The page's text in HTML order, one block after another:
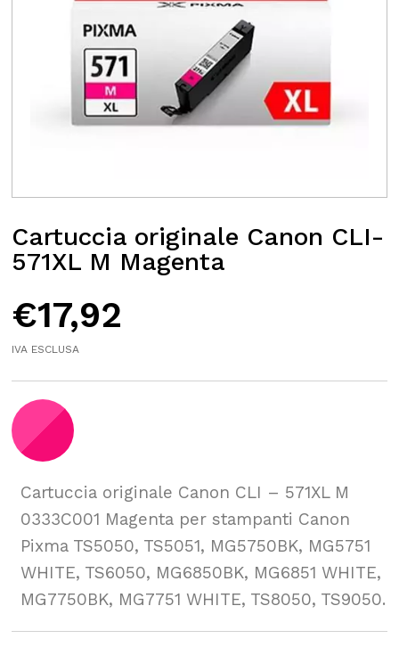
Cartuccia originale Canon CLI-
571XL M Magenta
€17,92
IVA ESCLUSA
Cartuccia originale Canon CLI – 571XL M
0333C001 Magenta per stampanti Canon
Pixma TS5050, TS5051, MG5750BK, MG5751
WHITE, TS6050, MG6850BK, MG6851 WHITE,
MG7750BK, MG7751 WHITE, TS8050, TS9050.